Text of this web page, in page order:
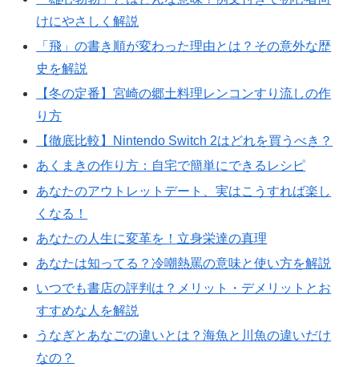
けにやさしく解説
「飛」の書き順が変わった理由とは？その意外な歴
史を解説
【冬の定番】宮崎の郷土料理レンコンすり流しの作
り方
【徹底比較】Nintendo Switch 2はどれを買うべき？
あくまきの作り方：自宅で簡単にできるレシピ
あなたのアウトレットデート、実はこうすれば楽し
くなる！
あなたの人生に変革を！立身栄達の真理
あなたは知ってる？冷嘲熱罵の意味と使い方を解説
いつでも書店の評判は？メリット・デメリットとお
すすめな人を解説
うなぎとあなごの違いとは？海魚と川魚の違いだけ
なの？